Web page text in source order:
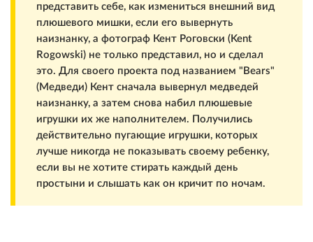
представить себе, как измениться внешний вид
плюшевого мишки, если его вывернуть
наизнанку, а фотограф Кент Роговски (Kent
Rogowski) не только представил, но и сделал
это. Для своего проекта под названием "Bears"
(Медведи) Кент сначала вывернул медведей
наизнанку, а затем снова набил плюшевые
игрушки их же наполнителем. Получились
действительно пугающие игрушки, которых
лучше никогда не показывать своему ребенку,
если вы не хотите стирать каждый день
простыни и слышать как он кричит по ночам.